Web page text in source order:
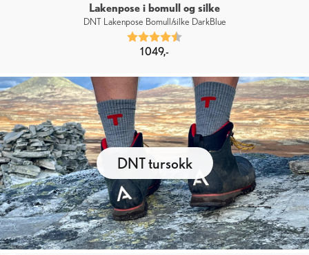
Lakenpose i bomull og silke
DNT Lakenpose Bomull/silke DarkBlue
Karakter:
1 049,-
DNT tursokk